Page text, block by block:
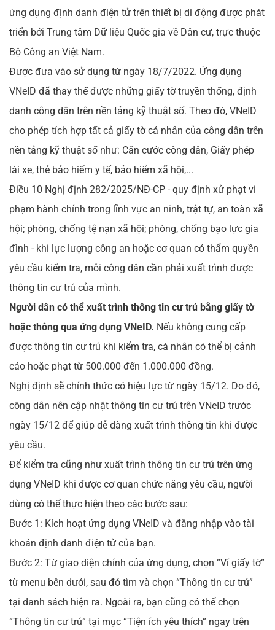
ứng dụng định danh điện tử trên thiết bị di động được phát
triển bởi Trung tâm Dữ liệu Quốc gia về Dân cư, trực thuộc
Bộ Công an Việt Nam.
Được đưa vào sử dụng từ ngày 18/7/2022. Ứng dụng
VNeID đã thay thế được những giấy tờ truyền thống, định
danh công dân trên nền tảng kỹ thuật số. Theo đó, VNeID
cho phép tích hợp tất cả giấy tờ cá nhân của công dân trên
nền tảng kỹ thuật số như: Căn cước công dân, Giấy phép
lái xe, thẻ bảo hiểm y tế, bảo hiểm xã hội,...
Điều 10 Nghị định 282/2025/NĐ-CP - quy định xử phạt vi
phạm hành chính trong lĩnh vực an ninh, trật tự, an toàn xã
hội; phòng, chống tệ nạn xã hội; phòng, chống bạo lực gia
đình - khi lực lượng công an hoặc cơ quan có thẩm quyền
yêu cầu kiểm tra, mỗi công dân cần phải xuất trình được
thông tin cư trú của mình.
Người dân có thể xuất trình thông tin cư trú bằng giấy tờ
hoặc thông qua ứng dụng VNeID. Nếu không cung cấp
được thông tin cư trú khi kiểm tra, cá nhân có thể bị cảnh
cáo hoặc phạt từ 500.000 đến 1.000.000 đồng.
Nghị định sẽ chính thức có hiệu lực từ ngày 15/12. Do đó,
công dân nên cập nhật thông tin cư trú trên VNeID trước
ngày 15/12 để giúp dễ dàng xuất trình thông tin khi được
yêu cầu.
Để kiểm tra cũng như xuất trình thông tin cư trú trên ứng
dụng VNeID khi được cơ quan chức năng yêu cầu, người
dùng có thể thực hiện theo các bước sau:
Bước 1: Kích hoạt ứng dụng VNeID và đăng nhập vào tài
khoản định danh điện tử của bạn.
Bước 2: Từ giao diện chính của ứng dụng, chọn “Ví giấy tờ”
từ menu bên dưới, sau đó tìm và chọn “Thông tin cư trú”
tại danh sách hiện ra. Ngoài ra, bạn cũng có thể chọn
“Thông tin cư trú” tại mục “Tiện ích yêu thích” ngay trên